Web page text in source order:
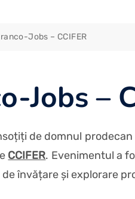
Jobs – CCIFER
Jobs –
de domnul
CCIFER. Evenimentul a
învățare și explorare